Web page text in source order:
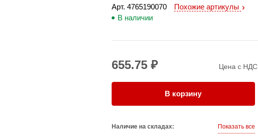
Арт. 4765190070
Похожие артикулы
В наличии
655.75 ₽ Цена с НДС
В корзину
Наличие на складах:
Показать все